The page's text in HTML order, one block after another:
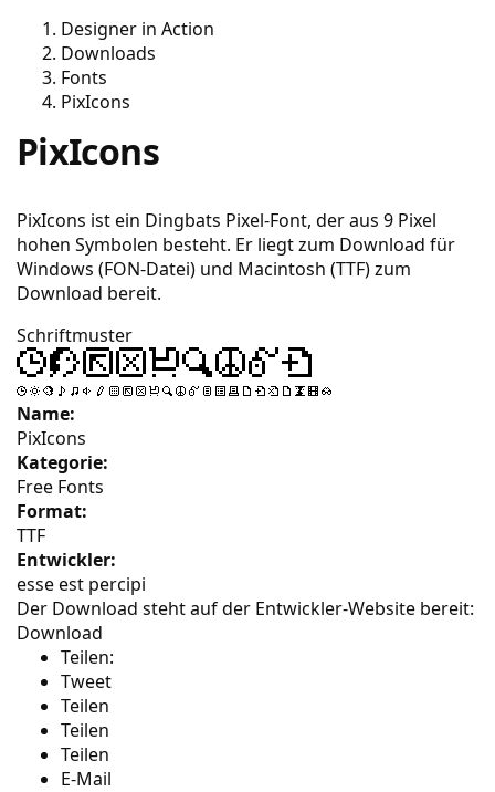
Designer in Action
Downloads
Fonts
PixIcons
PixIcons
PixIcons ist ein Dingbats Pixel-Font, der aus 9 Pixel
hohen Symbolen besteht. Er liegt zum Download für
Windows (FON-Datei) und Macintosh (TTF) zum
Download bereit.
Schriftmuster
Name:
PixIcons
Kategorie:
Free Fonts
Format:
TTF
Entwickler:
esse est percipi
Der Download steht auf der Entwickler-Website bereit:
Download
Teilen:
Tweet
Teilen
Teilen
Teilen
E-Mail